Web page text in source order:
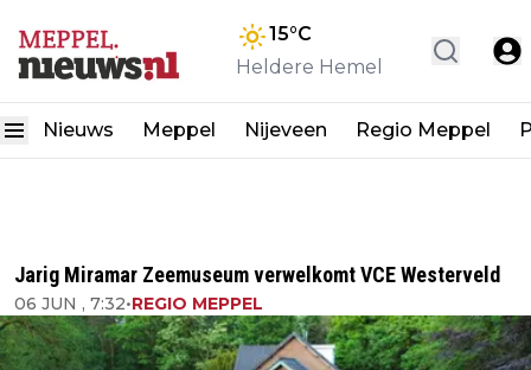
15°C
Heldere Hemel
Nieuws Meppel Nijeveen Regio Meppel
Jarig Miramar Zeemuseum verwelkomt VCE Westerveld
06 JUN , 7:32•REGIO MEPPEL